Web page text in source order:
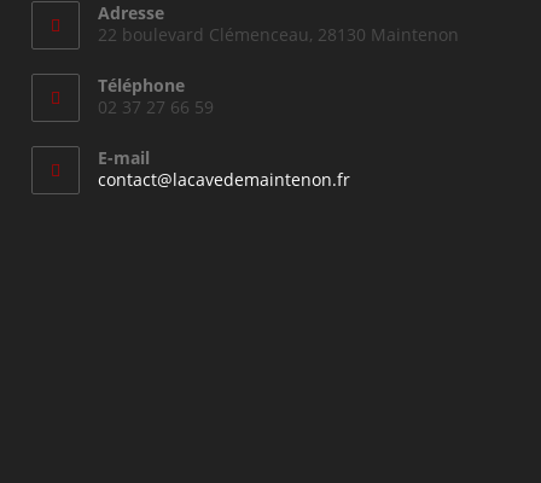
Adresse
22 boulevard Clémenceau, 28130 Maintenon
Téléphone
02 37 27 66 59
E-mail
contact@lacavedemaintenon.frS’ouvre